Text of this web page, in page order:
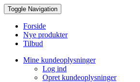
Toggle Navigation
Forside
Nye produkter
Tilbud
Mine kundeoplysninger
Log ind
Opret kundeoplysninger